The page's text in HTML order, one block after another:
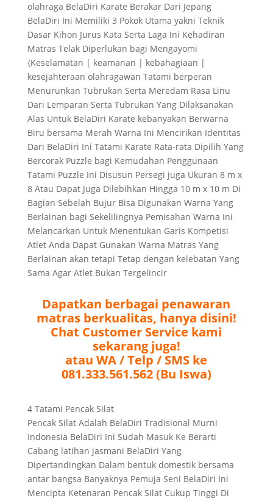
olahraga BelaDiri Karate Berakar Dari Jepang
BelaDiri Ini Memiliki 3 Pokok Utama yakni Teknik
Dasar Kihon Jurus Kata Serta Laga Ini Kehadiran
Matras Telak Diperlukan bagi Mengayomi
{Keselamatan | keamanan | kebahagiaan |
kesejahteraan olahragawan Tatami berperan
Menurunkan Tubrukan Serta Meredam Rasa Linu
Dari Lemparan Serta Tubrukan Yang Dilaksanakan
Alas Untuk BelaDiri Karate kebanyakan Berwarna
Biru bersama Merah Warna Ini Mencirikan Identitas
Dari BelaDiri Ini Tatami Karate Rata-rata Dipilih Yang
Bercorak Puzzle bagi Kemudahan Penggunaan
Tatami Puzzle Ini Disusun Persegi juga Ukuran 8 m x
8 Atau Dapat Juga Dilebihkan Hingga 10 m x 10 m Di
Bagian Sebelah Bujur Bisa Digunakan Warna Yang
Berlainan bagi Sekelilingnya Pemisahan Warna Ini
Melancarkan Untuk Menentukan Garis Kompetisi
Atlet Anda Dapat Gunakan Warna Matras Yang
Berlainan akan tetapi Tetap dengan kelebatan Yang
Sama Agar Atlet Bukan Tergelincir
Dapatkan berbagai penawaran
matras berkualitas, hanya disini!
Chat Customer Service kami
sekarang juga!
atau WA / Telp / SMS ke
081.333.561.562 (Bu Iswa)
4 Tatami Pencak Silat
Pencak Silat Adalah BelaDiri Tradisional Murni
Indonesia BelaDiri Ini Sudah Masuk Ke Berarti
Cabang latihan jasmani BelaDiri Yang
Dipertandingkan Dalam bentuk domestik bersama
antar bangsa Banyaknya Pemuja Seni BelaDiri Ini
Mencipta Ketenaran Pencak Silat Cukup Tinggi Di